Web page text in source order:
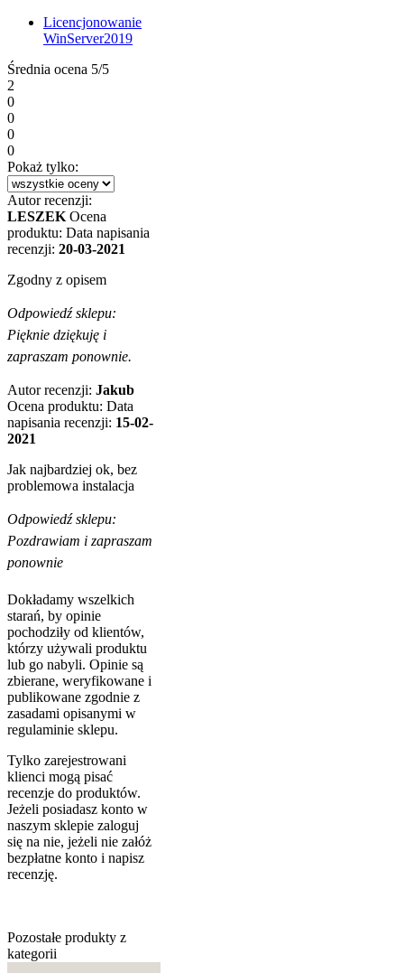
Licencjonowanie
WinServer2019
Średnia ocena 5/5
2
0
0
0
0
Pokaż tylko:
Autor recenzji:
LESZEK Ocena
produktu: Data napisania
recenzji: 20-03-2021
Zgodny z opisem
Odpowiedź sklepu:
Pięknie dziękuję i
zapraszam ponownie.
Autor recenzji: Jakub
Ocena produktu: Data
napisania recenzji: 15-02-
2021
Jak najbardziej ok, bez
problemowa instalacja
Odpowiedź sklepu:
Pozdrawiam i zapraszam
ponownie
Dokładamy wszelkich
starań, by opinie
pochodziły od klientów,
którzy używali produktu
lub go nabyli. Opinie są
zbierane, weryfikowane i
publikowane zgodnie z
zasadami opisanymi w
regulaminie sklepu.
Tylko zarejestrowani
klienci mogą pisać
recenzje do produktów.
Jeżeli posiadasz konto w
naszym sklepie zaloguj
się na nie, jeżeli nie załóż
bezpłatne konto i napisz
recenzję.
Pozostałe produkty z
kategorii